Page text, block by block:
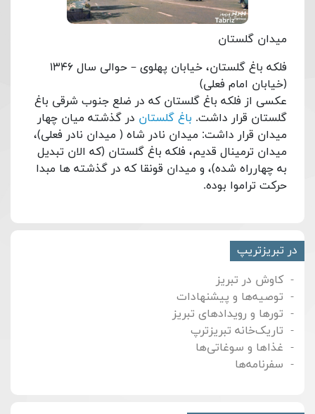
میدان گلستان
فلکه باغ گلستان، خیابان پهلوی – حوالی سال ۱۳۴۶
(خیابان امام فعلی)
عکسی از فلکه باغ گلستان که در ضلع جنوب شرقی باغ
گلستان قرار داشت. باغ گلستان در گذشته میان چهار
میدان قرار داشت: میدان نادر شاه ( میدان نادر فعلی)،
میدان ترمینال قدیم، فلکه باغ گلستان (که الان تبدیل
به چهارراه شده)، و میدان قونقا که در گذشته ها مبدا
حرکت تراموا بوده.
در تبریزتریپ
کاوش در تبریز
توصیه‌ها و پیشنهادات
تورها و رویدادهای تبریز
تاریک‌خانه تبریزترپ
غذاها و سوغاتی‌ها
سفرنامه‌ها